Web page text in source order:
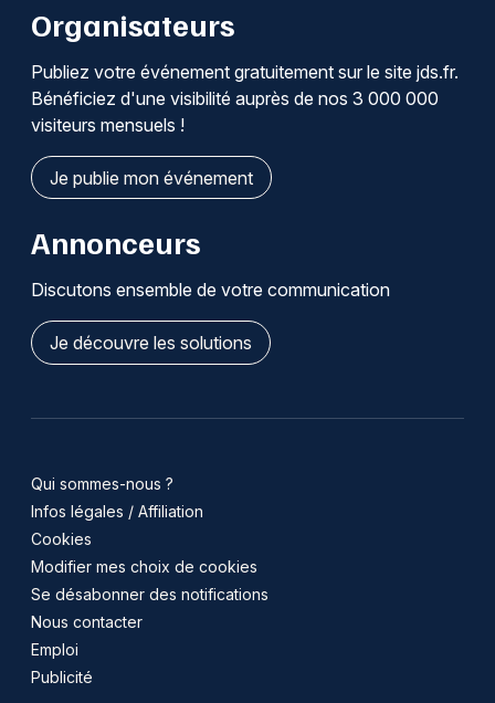
Organisateurs
Publiez votre événement gratuitement sur le site jds.fr.
Bénéficiez d'une visibilité auprès de nos 3 000 000
visiteurs mensuels !
Je publie mon événement
Annonceurs
Discutons ensemble de votre communication
Je découvre les solutions
Qui sommes-nous ?
Infos légales / Affiliation
Cookies
Modifier mes choix de cookies
Se désabonner des notifications
Nous contacter
Emploi
Publicité